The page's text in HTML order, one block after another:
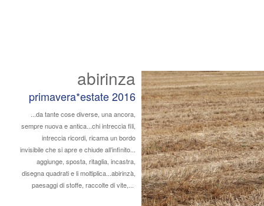
abirinza
primavera*estate 2016
...da tante cose diverse, una ancora,
sempre nuova e antica...chi intreccia fili,
intreccia ricordi, ricama un bordo
invisibile che si apre e chiude all’infinito...
aggiunge, sposta, ritaglia, incastra,
disegna quadrati e li moltiplica...abirinzà,
paesaggi di stoffe, raccolte di vite,...